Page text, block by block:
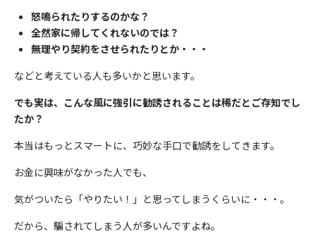
怒鳴られたりするのかな？
全然家に帰してくれないのでは？
無理やり契約をさせられたりとか・・・
などと考えている人も多いかと思います。
でも実は、こんな風に強引に勧誘されることは稀だとご存知でし
たか？
本当はもっとスマートに、巧妙な手口で勧誘をしてきます。
お金に興味がなかった人でも、
気がついたら「やりたい！」と思ってしまうくらいに・・・。
だから、騙されてしまう人が多いんですよね。